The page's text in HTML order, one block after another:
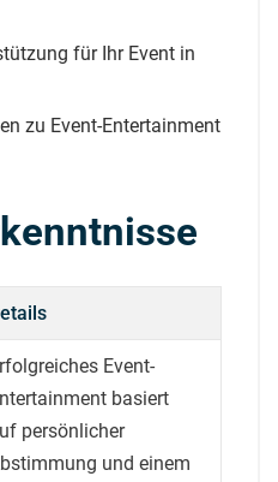
für Ihr Event in
zu Event-Entertainment
Event-
basiert
persönlicher
und einem